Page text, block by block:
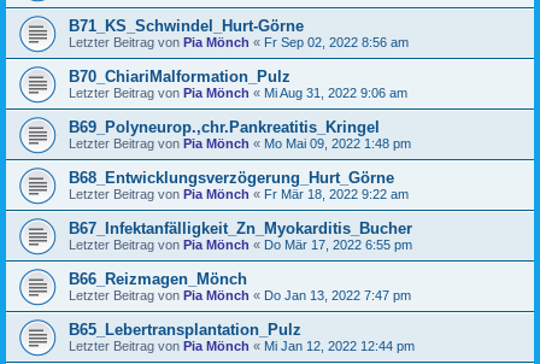
B71_KS_Schwindel_Hurt-Görne
Letzter Beitrag von Pia Mönch « Fr Sep 02, 2022 8:56 am
B70_ChiariMalformation_Pulz
Letzter Beitrag von Pia Mönch « Mi Aug 31, 2022 9:06 am
B69_Polyneurop.,chr.Pankreatitis_Kringel
Letzter Beitrag von Pia Mönch « Mo Mai 09, 2022 1:48 pm
B68_Entwicklungsverzögerung_Hurt_Görne
Letzter Beitrag von Pia Mönch « Fr Mär 18, 2022 9:22 am
B67_Infektanfälligkeit_Zn_Myokarditis_Bucher
Letzter Beitrag von Pia Mönch « Do Mär 17, 2022 6:55 pm
B66_Reizmagen_Mönch
Letzter Beitrag von Pia Mönch « Do Jan 13, 2022 7:47 pm
B65_Lebertransplantation_Pulz
Letzter Beitrag von Pia Mönch « Mi Jan 12, 2022 12:44 pm